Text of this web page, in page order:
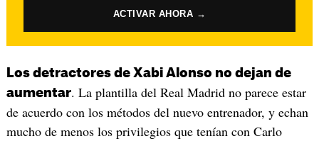
ACTIVAR AHORA →
Los detractores de Xabi Alonso no dejan de
aumentar. La plantilla del Real Madrid no parece estar
de acuerdo con los métodos del nuevo entrenador, y echan
mucho de menos los privilegios que tenían con Carlo